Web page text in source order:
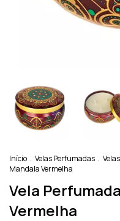
Início . Velas Perfumadas .
Mandala Vermelha
Vela
Vermelha